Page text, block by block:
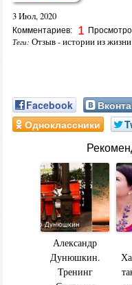
3 Июл, 2020
Комментариев: 1
Теги: Отзыв - истории из жизни
Facebook
Одноклассники
Александр
Дунюшкин.
Тренинг